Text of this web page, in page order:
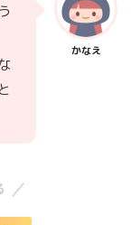
かなえ